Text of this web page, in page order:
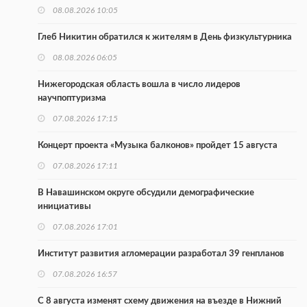
08.08.2026 10:05
Глеб Никитин обратился к жителям в День физкультурника
08.08.2026 06:05
Нижегородская область вошла в число лидеров
научпоптуризма
07.08.2026 17:15
Концерт проекта «Музыка балконов» пройдет 15 августа
07.08.2026 17:11
В Навашинском округе обсудили демографические
инициативы
07.08.2026 17:01
Институт развития агломерации разработал 39 генпланов
07.08.2026 16:57
С 8 августа изменят схему движения на въезде в Нижний